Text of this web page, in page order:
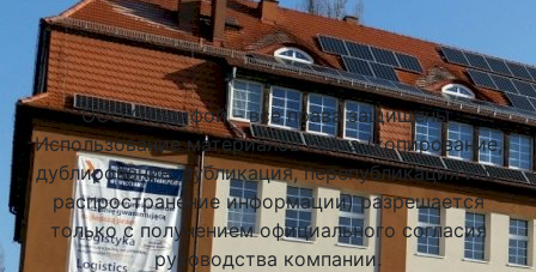
Подобрать университет
ООО Стадифой – все права защищены.
Использование материалов сайта (копирование,
дублирование, публикация, перепубликация или
распространение информации) разрешается
только с получением официального согласия
руководства компании.